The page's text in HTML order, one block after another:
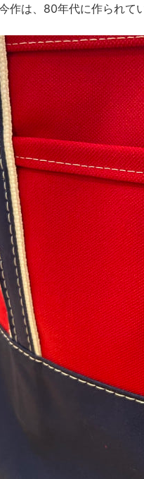
作は、80年代に作られて